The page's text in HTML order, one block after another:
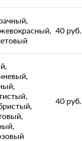
40 руб.
40 руб.